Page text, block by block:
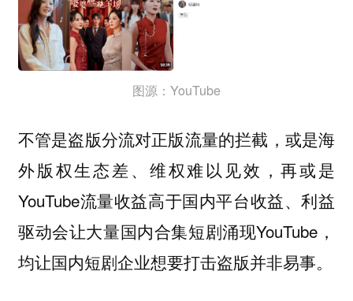
图源：YouTube
不管是盗版分流对正版流量的拦截，或是海
外版权生态差、维权难以见效，再或是
YouTube流量收益高于国内平台收益、利益
驱动会让大量国内合集短剧涌现YouTube，
均让国内短剧企业想要打击盗版并非易事。